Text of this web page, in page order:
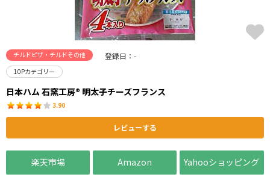
チルドピザ・チルドその他 登録日：-
10Pカテゴリー
日本ハム 石窯工房® 明太子チーズフランス
3.90
レビューする
楽天市場 Amazon Yahooショッピング